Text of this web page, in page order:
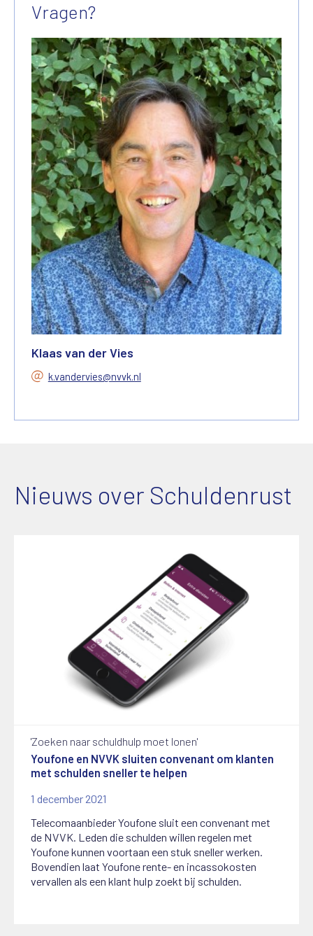
Vragen?
Klaas van der Vies
k.vandervies@nvvk.nl
Nieuws over Schuldenrust
'Zoeken naar schuldhulp moet lonen'
Youfone en NVVK sluiten convenant om klanten
met schulden sneller te helpen
1 december 2021
Telecomaanbieder Youfone sluit een convenant met
de NVVK. Leden die schulden willen regelen met
Youfone kunnen voortaan een stuk sneller werken.
Bovendien laat Youfone rente- en incassokosten
vervallen als een klant hulp zoekt bij schulden.